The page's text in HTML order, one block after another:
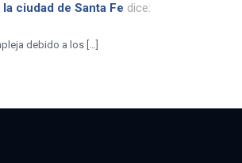
ciudad de Santa Fe dice:
debido a los […]